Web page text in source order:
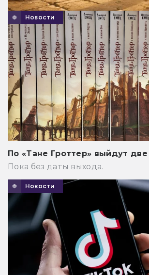
Новости
По «Тане Гроттер» выйдут
Пока без даты выхода.
Новости